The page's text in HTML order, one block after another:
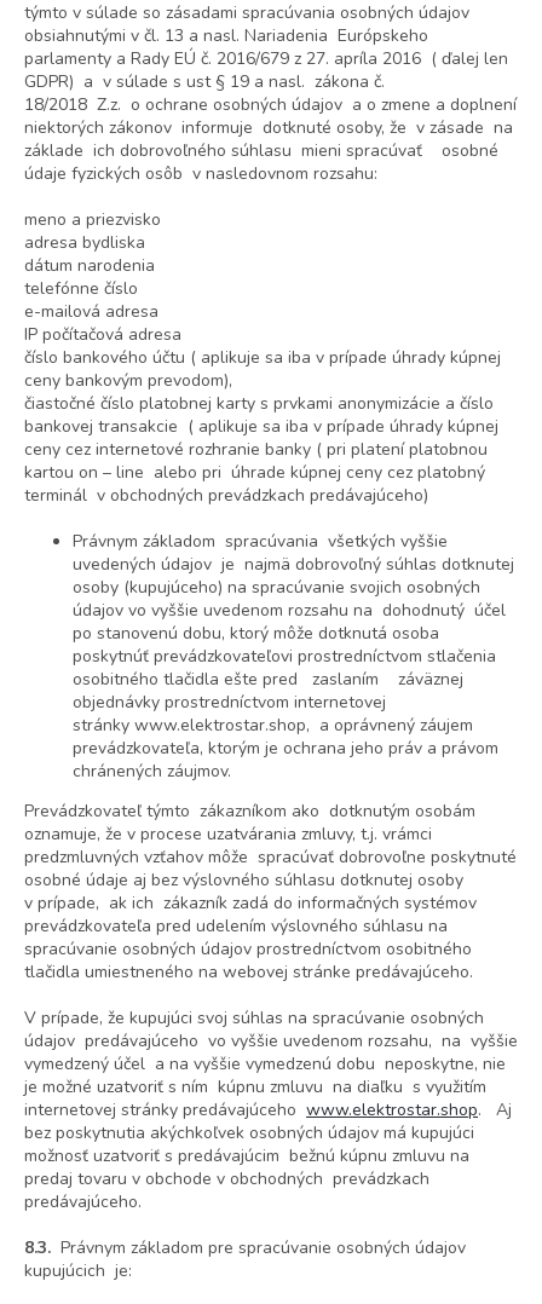
týmto v súlade so zásadami spracúvania osobných údajov
obsiahnutými v čl. 13 a nasl. Nariadenia Európskeho
parlamenty a Rady EÚ č. 2016/679 z 27. apríla 2016 ( ďalej len
GDPR) a v súlade s ust § 19 a nasl. zákona č.
18/2018 Z.z. o ochrane osobných údajov a o zmene a doplnení
niektorých zákonov informuje dotknuté osoby, že v zásade na
základe ich dobrovoľného súhlasu mieni spracúvať osobné
údaje fyzických osôb v nasledovnom rozsahu:
meno a priezvisko
adresa bydliska
dátum narodenia
telefónne číslo
e-mailová adresa
IP počítačová adresa
číslo bankového účtu ( aplikuje sa iba v prípade úhrady kúpnej
ceny bankovým prevodom),
čiastočné číslo platobnej karty s prvkami anonymizácie a číslo
bankovej transakcie ( aplikuje sa iba v prípade úhrady kúpnej
ceny cez internetové rozhranie banky ( pri platení platobnou
kartou on – line alebo pri úhrade kúpnej ceny cez platobný
terminál v obchodných prevádzkach predávajúceho)
Právnym základom spracúvania všetkých vyššie
uvedených údajov je najmä dobrovoľný súhlas dotknutej
osoby (kupujúceho) na spracúvanie svojich osobných
údajov vo vyššie uvedenom rozsahu na dohodnutý účel
po stanovenú dobu, ktorý môže dotknutá osoba
poskytnúť prevádzkovateľovi prostredníctvom stlačenia
osobitného tlačidla ešte pred zaslaním záväznej
objednávky prostredníctvom internetovej
stránky www.elektrostar.shop, a oprávnený záujem
prevádzkovateľa, ktorým je ochrana jeho práv a právom
chránených záujmov.
Prevádzkovateľ týmto zákazníkom ako dotknutým osobám
oznamuje, že v procese uzatvárania zmluvy, t.j. vrámci
predzmluvných vzťahov môže spracúvať dobrovoľne poskytnuté
osobné údaje aj bez výslovného súhlasu dotknutej osoby
v prípade, ak ich zákazník zadá do informačných systémov
prevádzkovateľa pred udelením výslovného súhlasu na
spracúvanie osobných údajov prostredníctvom osobitného
tlačidla umiestneného na webovej stránke predávajúceho.
V prípade, že kupujúci svoj súhlas na spracúvanie osobných
údajov predávajúceho vo vyššie uvedenom rozsahu, na vyššie
vymedzený účel a na vyššie vymedzenú dobu neposkytne, nie
je možné uzatvoriť s ním kúpnu zmluvu na diaľku s využitím
internetovej stránky predávajúceho www.elektrostar.shop. Aj
bez poskytnutia akýchkoľvek osobných údajov má kupujúci
možnosť uzatvoriť s predávajúcim bežnú kúpnu zmluvu na
predaj tovaru v obchode v obchodných prevádzkach
predávajúceho.
8.3. Právnym základom pre spracúvanie osobných údajov
kupujúcich je: